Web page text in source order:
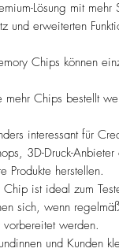
Lösung mit mehr
und erweiterten
Chips können
mehr Chips bestellt
interessant für
3D-Druck-
Produkte herstellen.
Chip ist ideal zum
sich, wenn
werden.
und Kunden